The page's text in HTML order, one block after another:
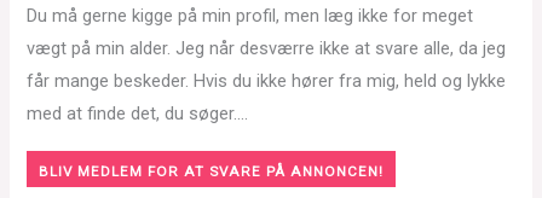
Du må gerne kigge på min profil, men læg ikke for meget
vægt på min alder. Jeg når desværre ikke at svare alle, da jeg
får mange beskeder. Hvis du ikke hører fra mig, held og lykke
med at finde det, du søger….
BLIV MEDLEM FOR AT SVARE PÅ ANNONCEN!